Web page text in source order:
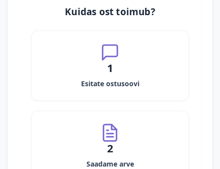
Kuidas ost toimub?
1
Esitate ostusoovi
2
Saadame arve